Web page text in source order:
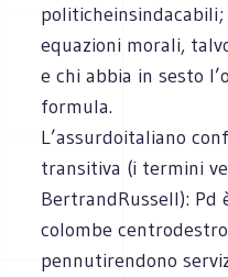
equazioni morali,
e chi abbia in sesto
formula.
L’assurdoitaliano
transitiva (i termini
BertrandRussell): Pd
colombe
pennutirendono